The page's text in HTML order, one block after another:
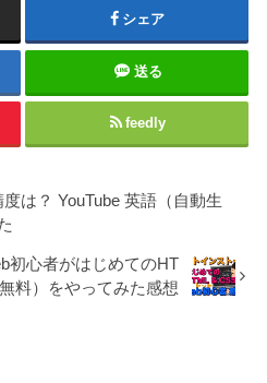
シェア
送る
feedly
は？ YouTube 英語（自動生
初心者がはじめてのHT
料）をやってみた感想